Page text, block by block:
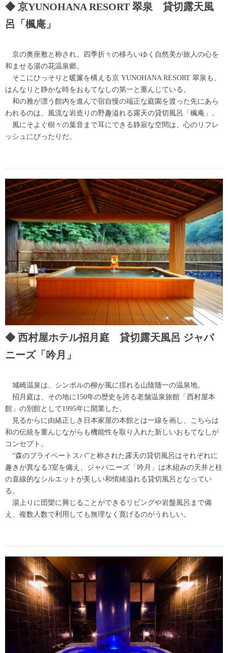
京YUNOHANA RESORT 翠泉 貸切露天風
呂「楓庵」
京の奥座敷と称され、四季折々の移ろいゆく自然美が旅人の心を
和ませる湯の花温泉郷。
そこにひっそりと暖簾を構える京 YUNOHANA RESORT 翠泉も、
はんなりと静かな時をおもてなしの第一と重んじている。
和の雅が漂う館内を進んで宿自慢の端正な庭園を渡った先にあら
われるのは、風流な岩造りの野趣溢れる露天の貸切風呂「楓庵」。
風にそよぐ樹々の葉音まで耳にできる静寂な空間は、心のリフレ
ッシュにぴったりだ。
西村屋ホテル招月庭 貸切露天風呂 ジャパ
ニーズ「吟月」
城崎温泉は、シンボルの柳が風に揺れる山陰随一の温泉地。
招月庭は、その地に150年の歴史を誇る老舗温泉旅館「西村屋本
館」の別館として1995年に開業した。
見るからに由緒正しき日本家屋の本館とは一線を画し、こちらは
和の伝統を重んじながらも機能性を取り入れた新しいおもてなしが
コンセプト。
“森のプライベートスパ”と称された露天の貸切風呂はそれぞれに
趣きが異なる3室を備え、ジャパニーズ「吟月」は木組みの天井と柱
の直線的なシルエットが美しい和情緒溢れる貸切風呂となってい
る。
湯上りに団欒に興じることができるリビングや岩盤風呂まで備
え、複数人数で利用しても無理なく寛げるのがうれしい。